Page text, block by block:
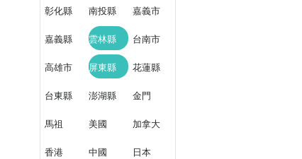
彰化縣 南投縣 嘉義市
嘉義縣 雲林縣 台南市
高雄市 屏東縣 花蓮縣
台東縣 澎湖縣 金門
馬祖 美國 加拿大
香港 中國 日本